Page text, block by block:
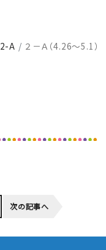
コース紹介
2-A ２－Ａ（4.26～5.1）
次の記事へ